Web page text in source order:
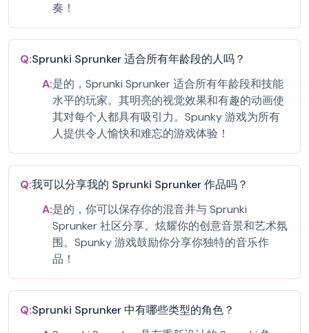
奏！
Q:Sprunki Sprunker 适合所有年龄段的人吗？
A:是的，Sprunki Sprunker 适合所有年龄段和技能
水平的玩家。其明亮的视觉效果和有趣的动画使
其对每个人都具有吸引力。Spunky 游戏为所有
人提供令人愉快和难忘的游戏体验！
Q:我可以分享我的 Sprunki Sprunker 作品吗？
A:是的，你可以保存你的混音并与 Sprunki
Sprunker 社区分享。炫耀你的创意音景和艺术氛
围。Spunky 游戏鼓励你分享你独特的音乐作
品！
Q:Sprunki Sprunker 中有哪些类型的角色？